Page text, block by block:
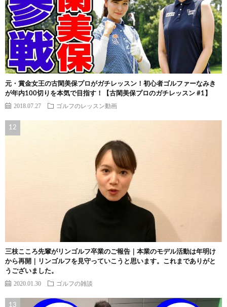
元・賞金女王の古閑美保プロがガチレッスン！初心者ゴルファーなみき
が年内100切りを本気で目指す！【古閑美保プロのガチレッスン #1】
2018.07.27 ゴルフのレッスン動画
三枝こころ先輩がリンゴルフ卒業のご報告｜本業のモデル活動は年明け
から再開｜リンゴルフを見守っていこうと思います。これまでありがと
うございました。
2020.01.30 ゴルフの雑談